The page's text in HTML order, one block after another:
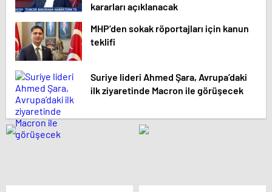
kararları açıklanacak
MHP’den sokak röportajları için kanun
teklifi
Suriye lideri Ahmed Şara, Avrupa’daki
ilk ziyaretinde Macron ile görüşecek